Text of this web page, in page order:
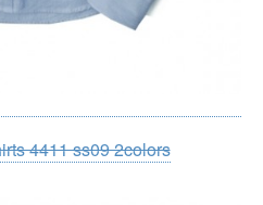
4411 ss09 2colors